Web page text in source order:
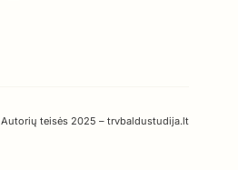
Autorių teisės 2025 – trvbaldustudija.lt